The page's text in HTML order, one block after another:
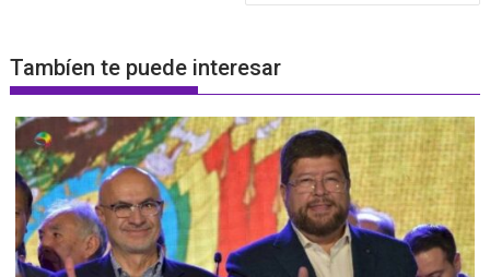
Tambíen te puede interesar